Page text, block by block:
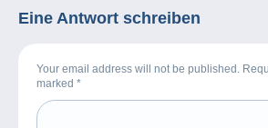
Eine Antwort schreiben
Your email address will not be published.
marked *